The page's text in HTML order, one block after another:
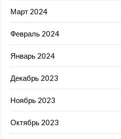
Март 2024
Февраль 2024
Январь 2024
Декабрь 2023
Ноябрь 2023
Октябрь 2023